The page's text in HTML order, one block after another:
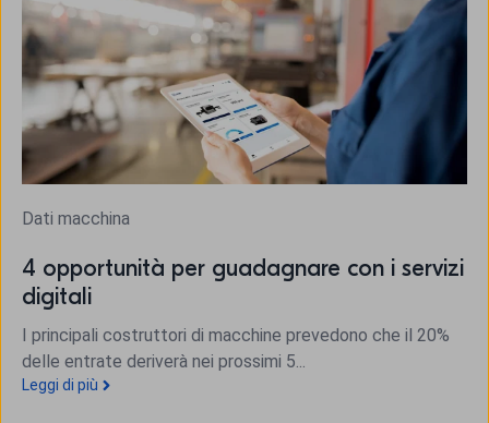
Dati macchina
4 opportunità per guadagnare con i servizi
digitali
I principali costruttori di macchine prevedono che il 20%
delle entrate deriverà nei prossimi 5...
Leggi di più